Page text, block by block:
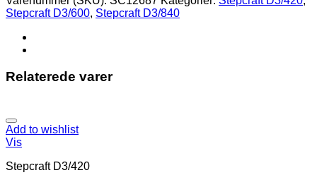
antal
Stepcraft D3/600, Stepcraft D3/840
Relaterede varer
Add to wishlist
Vis
Stepcraft D3/420